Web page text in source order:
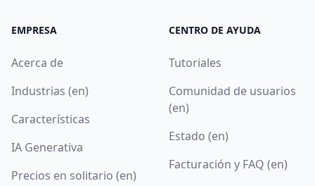
EMPRESA
Acerca de
Industrias (en)
Características
IA Generativa
Precios en solitario (en)
CENTRO DE AYUDA
Tutoriales
Comunidad de usuarios
(en)
Estado (en)
Facturación y FAQ (en)